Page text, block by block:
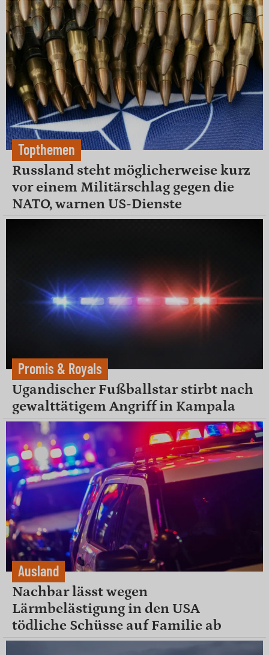
Topthemen
Russland steht möglicherweise kurz
vor einem Militärschlag gegen die
NATO, warnen US-Dienste
Promis & Royals
Ugandischer Fußballstar stirbt nach
gewalttätigem Angriff in Kampala
Ausland
Nachbar lässt wegen
Lärmbelästigung in den USA
tödliche Schüsse auf Familie ab